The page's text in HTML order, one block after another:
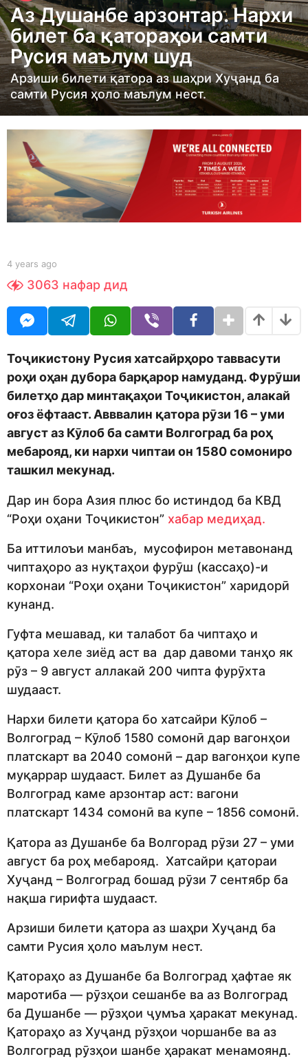
a
r
s
a
g
4
e
a
r
s
g
o
Аз Душанбе арзонтар. Нархи
билет ба қатораҳои самти
Русия маълум шуд
Арзиши билети қатора аз шаҳри Хуҷанд ба
самти Русия ҳоло маълум нест.
b
t
a
e
i
o
r
4 years ago
e
g
3063 нафар дид
Тоҷикистону Русия хатсайрҳоро таввасути
роҳи оҳан дубора барқарор намуданд. Фурӯши
билетҳо дар минтақаҳои Тоҷикистон, алакай
оғоз ёфтааст. Авввалин қатора рӯзи 16 – уми
август аз Кӯлоб ба самти Волгоград ба роҳ
мебарояд, ки нархи чиптаи он 1580 сомониро
ташкил мекунад.
Дар ин бора Азия плюс бо истиндод ба КВД
“Роҳи оҳани Тоҷикистон” хабар медиҳад.
Ба иттилоъи манбаъ, мусофирон метавонанд
чиптаҳоро аз нуқтаҳои фурӯш (кассаҳо)-и
корхонаи “Роҳи оҳани Тоҷикистон” харидорӣ
кунанд.
Гуфта мешавад, ки талабот ба чиптаҳо и
қатора хеле зиёд аст ва дар давоми танҳо як
рӯз – 9 август аллакай 200 чипта фурӯхта
шудааст.
Нархи билети қатора бо хатсайри Кӯлоб –
Волгоград – Кӯлоб 1580 сомонӣ дар вагонҳои
платскарт ва 2040 сомонӣ – дар вагонҳои купе
муқаррар шудааст. Билет аз Душанбе ба
Волгоград каме арзонтар аст: вагони
платскарт 1434 сомонӣ ва купе – 1856 сомонӣ.
Қатора аз Душанбе ба Волгорад рӯзи 27 – уми
август ба роҳ мебарояд. Хатсайри қатораи
Хуҷанд – Волгоград бошад рӯзи 7 сентябр ба
нақша гирифта шудааст.
Арзиши билети қатора аз шаҳри Хуҷанд ба
самти Русия ҳоло маълум нест.
Қатораҳо аз Душанбе ба Волгоград ҳафтае як
маротиба — рӯзҳои сешанбе ва аз Волгоград
ба Душанбе — рӯзҳои ҷумъа ҳаракат мекунад.
Қатораҳо аз Хуҷанд рӯзҳои чоршанбе ва аз
Волгоград рӯзҳои шанбе ҳаракат менамоянд.